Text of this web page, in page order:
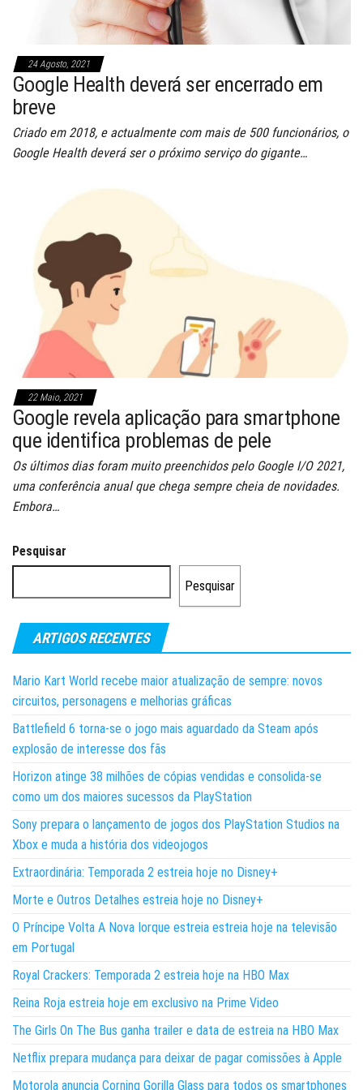
24 Agosto, 2021
Google Health deverá ser encerrado em
breve
Criado em 2018, e actualmente com mais de 500 funcionários, o
Google Health deverá ser o próximo serviço do gigante…
22 Maio, 2021
Google revela aplicação para smartphone
que identifica problemas de pele
Os últimos dias foram muito preenchidos pelo Google I/O 2021,
uma conferência anual que chega sempre cheia de novidades.
Embora…
Pesquisar
Pesquisar
ARTIGOS RECENTES
Mario Kart World recebe maior atualização de sempre: novos
circuitos, personagens e melhorias gráficas
Battlefield 6 torna-se o jogo mais aguardado da Steam após
explosão de interesse dos fãs
Horizon atinge 38 milhões de cópias vendidas e consolida-se
como um dos maiores sucessos da PlayStation
Sony prepara o lançamento de jogos dos PlayStation Studios na
Xbox e muda a história dos videojogos
Extraordinária: Temporada 2 estreia hoje no Disney+
Morte e Outros Detalhes estreia hoje no Disney+
O Príncipe Volta A Nova Iorque estreia estreia hoje na televisão
em Portugal
Royal Crackers: Temporada 2 estreia hoje na HBO Max
Reina Roja estreia hoje em exclusivo na Prime Video
The Girls On The Bus ganha trailer e data de estreia na HBO Max
Netflix prepara mudança para deixar de pagar comissões à Apple
Motorola anuncia Corning Gorilla Glass para todos os smartphones